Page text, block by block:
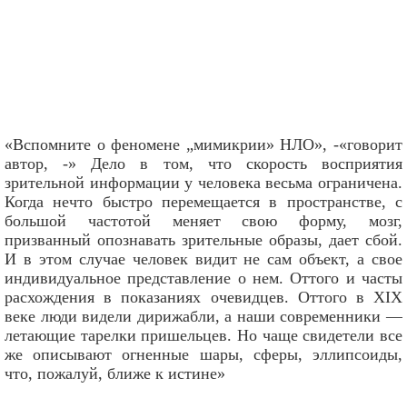
«Вспомните о феномене „мимикрии» НЛО», -«говорит
автор, -» Дело в том, что скорость восприятия
зрительной информации у человека весьма ограничена.
Когда нечто быстро перемещается в пространстве, с
большой частотой меняет свою форму, мозг,
призванный опознавать зрительные образы, дает сбой.
И в этом случае человек видит не сам объект, а свое
индивидуальное представление о нем. Оттого и часты
расхождения в показаниях очевидцев. Оттого в XIX
веке люди видели дирижабли, а наши современники —
летающие тарелки пришельцев. Но чаще свидетели все
же описывают огненные шары, сферы, эллипсоиды,
что, пожалуй, ближе к истине»